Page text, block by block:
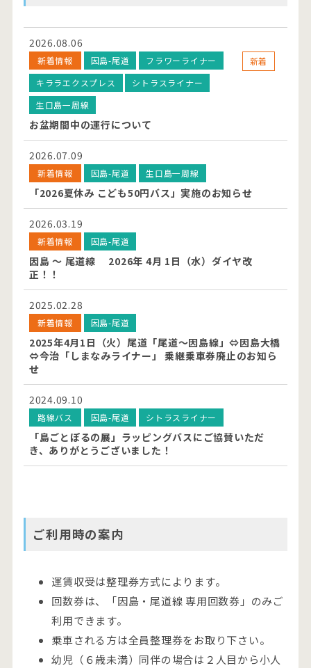
2026.08.06
新着情報 因島-尾道
フラワーライナー
キララエクスプレス
シトラスライナー
生口島一周線
新着
お盆期間中の運行について
2026.07.09
新着情報 因島-尾道 生口島一周線
「2026夏休み こども50円バス」実施のお知らせ
2026.03.19
新着情報 因島-尾道
因島 ～ 尾道線 2026年 4月 1日（水）ダイヤ改
正！！
2025.02.28
新着情報 因島-尾道
2025年4月1日（火）尾道「尾道～因島線」⇔因島大橋
⇔今治「しまなみライナー」 乗継乗車券廃止のお知ら
せ
2024.09.10
路線バス 因島-尾道 シトラスライナー
「島ごとぽるの展」ラッピングバスにご協賛いただ
き、ありがとうございました！
ご利用時の案内
運賃収受は整理券方式によります。
回数券は、「因島・尾道線 専用回数券」のみご
利用できます。
乗車される方は全員整理券をお取り下さい。
幼児（６歳未満）同伴の場合は２人目から小人